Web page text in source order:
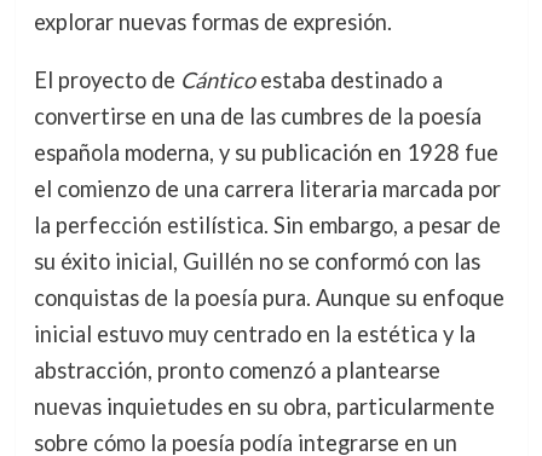
explorar nuevas formas de expresión.
El proyecto de Cánticoestaba destinado a
convertirse en una de las cumbres de la poesía
española moderna, y su publicación en 1928 fue
el comienzo de una carrera literaria marcada por
la perfección estilística. Sin embargo, a pesar de
su éxito inicial, Guillén no se conformó con las
conquistas de la poesía pura. Aunque su enfoque
inicial estuvo muy centrado en la estética y la
abstracción, pronto comenzó a plantearse
nuevas inquietudes en su obra, particularmente
sobre cómo la poesía podía integrarse en un